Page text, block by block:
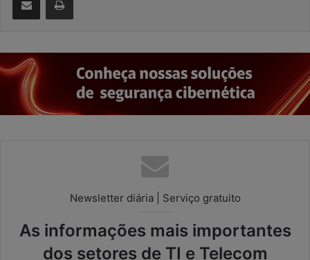
Newsletter diária | Serviço gratuito
As informações mais importantes
dos setores de TI e Telecom